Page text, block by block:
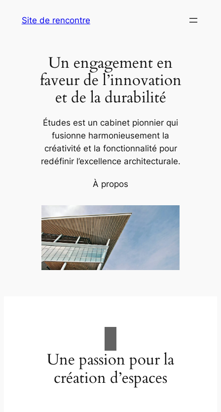
Site de rencontre
Un engagement en
faveur de l’innovation
et de la durabilité
Études est un cabinet pionnier qui
fusionne harmonieusement la
créativité et la fonctionnalité pour
redéfinir l’excellence architecturale.
À propos
Une passion pour la
création d’espaces